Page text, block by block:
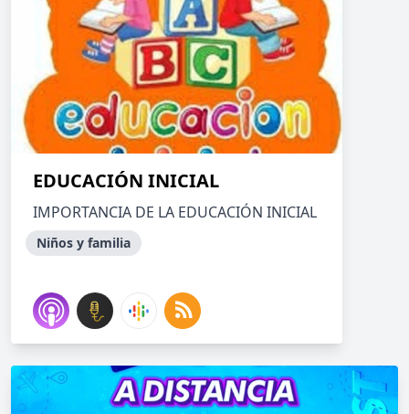
EDUCACIÓN INICIAL
IMPORTANCIA DE LA EDUCACIÓN INICIAL
Niños y familia